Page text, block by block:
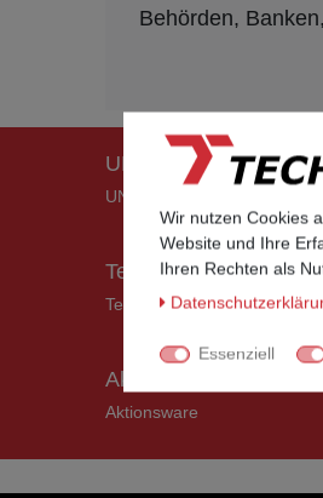
Behörden,
UNIFY Mobilteile
UNIFY Mobilteile
Telefonkabel /
Telefonkabel / Zubehör
Aktionsware
Aktionsware
Wir nutzen Cookies
Website und Ihre
Ihren Rechten als
Essenziell